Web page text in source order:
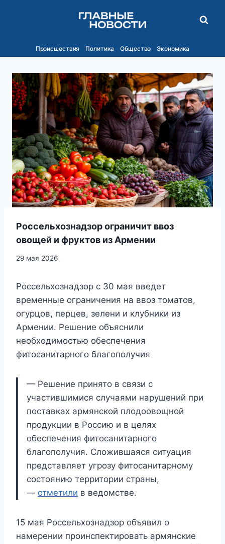
Происшествия Политика Общество Экономика
Россельхознадзор ограничит ввоз
овощей и фруктов из Армении
29 мая 2026
Россельхознадзор с 30 мая введет
временные ограничения на ввоз томатов,
огурцов, перцев, зелени и клубники из
Армении. Решение объяснили
необходимостью обеспечения
фитосанитарного благополучия
— Решение принято в связи с
участившимися случаями нарушений при
поставках армянской плодоовощной
продукции в Россию и в целях
обеспечения фитосанитарного
благополучия. Сложившаяся ситуация
представляет угрозу фитосанитарному
состоянию территории страны,
— отметили в ведомстве.
15 мая Россельхознадзор объявил о
намерении проинспектировать армянские